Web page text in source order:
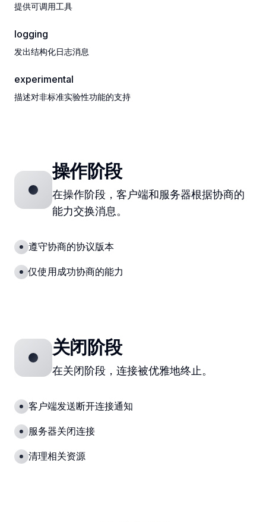
提供可调用工具
logging
发出结构化日志消息
experimental
描述对非标准实验性功能的支持
操作阶段
在操作阶段，客户端和服务器根据协商的
能力交换消息。
遵守协商的协议版本
仅使用成功协商的能力
关闭阶段
在关闭阶段，连接被优雅地终止。
客户端发送断开连接通知
服务器关闭连接
清理相关资源